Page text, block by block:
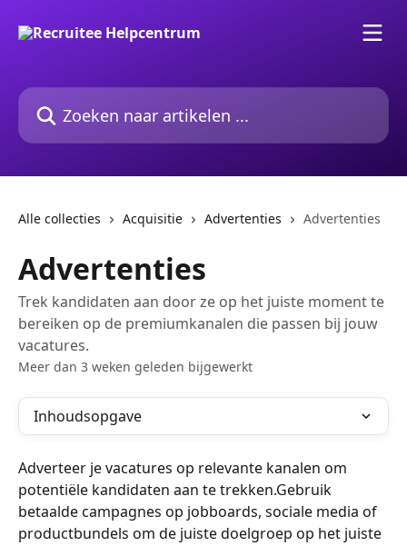
Zoeken naar artikelen ...
Alle collecties Acquisitie Advertenties Advertenties
Advertenties
Trek kandidaten aan door ze op het juiste moment te
bereiken op de premiumkanalen die passen bij jouw
vacatures.
Meer dan 3 weken geleden bijgewerkt
Inhoudsopgave
Adverteer je vacatures op relevante kanalen om
potentiële kandidaten aan te trekken.Gebruik
betaalde campagnes op jobboards, sociale media of
productbundels om de juiste doelgroep op het juiste